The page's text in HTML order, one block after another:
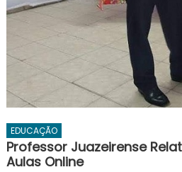
EDUCAÇÃO
Professor Juazeirense
Aulas Online